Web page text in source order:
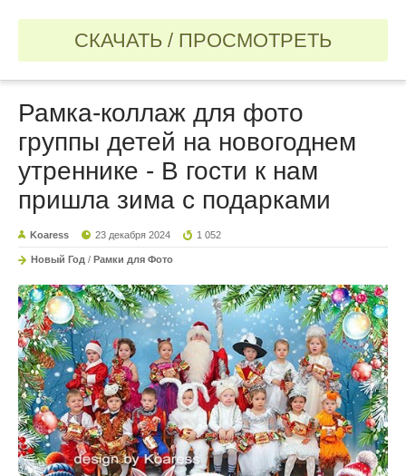
СКАЧАТЬ / ПРОСМОТРЕТЬ
Рамка-коллаж для фото
группы детей на новогоднем
утреннике - В гости к нам
пришла зима с подарками
Koaress 23 декабря 2024 1 052
Новый Год / Рамки для Фото